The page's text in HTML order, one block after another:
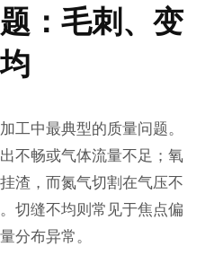
：毛刺、变
工中最典型的质量问题。
不畅或气体流量不足；氧
渣，而氮气切割在气压不
切缝不均则常见于焦点偏
分布异常。